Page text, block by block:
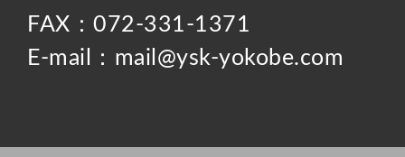
FAX：072-331-1371
E-mail：mail@ysk-yokobe.com